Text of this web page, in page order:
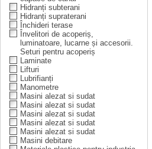
Hidranți subterani
Hidranți supraterani
Închideri terase
Învelitori de acoperiș,
luminatoare, lucarne și accesorii.
Seturi pentru acoperiș
Laminate
Lifturi
Lubrifianți
Manometre
Masini alezat si sudat
Masini alezat si sudat
Masini alezat si sudat
Masini alezat si sudat
Masini alezat si sudat
Masini debitare